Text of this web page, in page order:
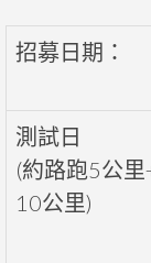
招募日期：
測試日
(約路跑5公
10公里)